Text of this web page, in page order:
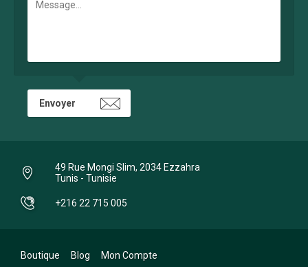
49 Rue Mongi Slim, 2034 Ezzahra
Tunis - Tunisie
+216 22 715 005
Boutique Blog Mon Compte